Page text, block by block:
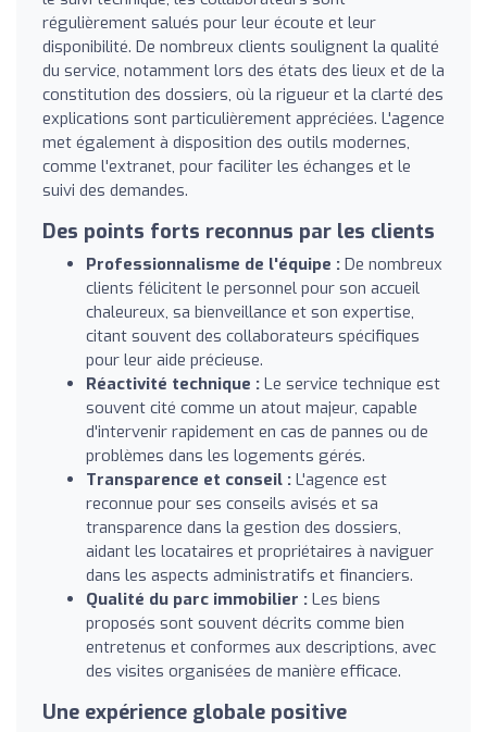
régulièrement salués pour leur écoute et leur
disponibilité. De nombreux clients soulignent la qualité
du service, notamment lors des états des lieux et de la
constitution des dossiers, où la rigueur et la clarté des
explications sont particulièrement appréciées. L'agence
met également à disposition des outils modernes,
comme l'extranet, pour faciliter les échanges et le
suivi des demandes.
Des points forts reconnus par les clients
Professionnalisme de l'équipe : De nombreux
clients félicitent le personnel pour son accueil
chaleureux, sa bienveillance et son expertise,
citant souvent des collaborateurs spécifiques
pour leur aide précieuse.
Réactivité technique : Le service technique est
souvent cité comme un atout majeur, capable
d'intervenir rapidement en cas de pannes ou de
problèmes dans les logements gérés.
Transparence et conseil : L'agence est
reconnue pour ses conseils avisés et sa
transparence dans la gestion des dossiers,
aidant les locataires et propriétaires à naviguer
dans les aspects administratifs et financiers.
Qualité du parc immobilier : Les biens
proposés sont souvent décrits comme bien
entretenus et conformes aux descriptions, avec
des visites organisées de manière efficace.
Une expérience globale positive